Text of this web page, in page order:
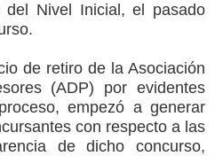
del Nivel Inicial, el pasado
de retiro de la Asociación
(ADP) por evidentes
empezó a generar
con respecto a las
de dicho concurso,